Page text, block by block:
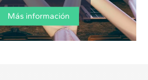
Más información